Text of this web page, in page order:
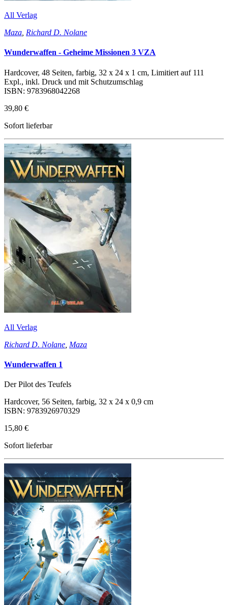
All Verlag
Maza Richard D. Nolane
Wunderwaffen - Geheime Missionen 3 VZA
Hardcover, 48 Seiten, farbig, 32 x 24 x 1 cm, Limitiert auf 111
Expl., inkl. Druck und mit Schutzumschlag
ISBN: 9783968042268
39,80 €
Sofort lieferbar
All Verlag
Richard D. Nolane Maza
Wunderwaffen 1
Der Pilot des Teufels
Hardcover, 56 Seiten, farbig, 32 x 24 x 0,9 cm
ISBN: 9783926970329
15,80 €
Sofort lieferbar